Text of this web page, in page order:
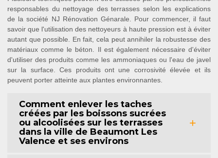
responsables du nettoyage des terrasses selon les explications
de la société NJ Rénovation Génarale. Pour commencer, il faut
savoir que l'utilisation des nettoyeurs à haute pression est à éviter
autant que possible. En fait, cela peut annihiler la robustesse des
matériaux comme le béton. Il est également nécessaire d'éviter
d'utiliser des produits comme les ammoniaques ou l'eau de javel
sur la surface. Ces produits ont une corrosivité élevée et ils
peuvent porter atteinte aux plantes environnantes.
Comment enlever les taches
créées par les boissons sucrées
ou alcoolisées sur les terrasses
dans la ville de Beaumont Les
Valence et ses environs